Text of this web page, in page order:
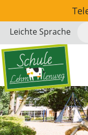
zum
Inhalt
springen
Leichte Sprache